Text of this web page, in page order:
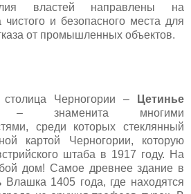
властей направлены на
чистого и безопасного места для
от промышленных объектов.
столица Черногории –
Цетинье
знаменита многими
среди которых стеклянный
картой Черногории, которую
штаба в 1917 году. На
дом! Самое древнее здание в
Влашка 1405 года, где находятся